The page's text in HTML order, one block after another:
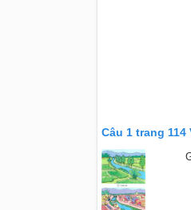
Câu 1 trang